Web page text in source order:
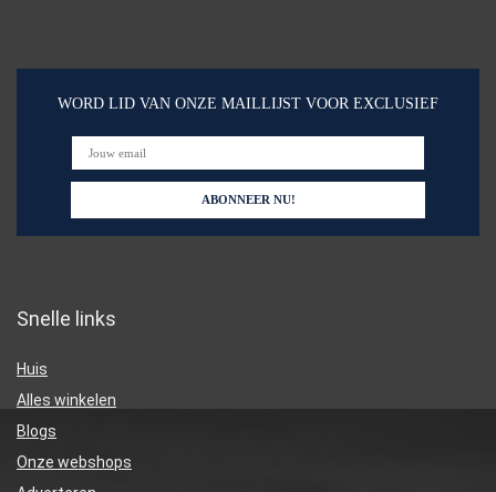
WORD LID VAN ONZE MAILLIJST VOOR EXCLUSIEF
Snelle links
Huis
Alles winkelen
Blogs
Onze webshops